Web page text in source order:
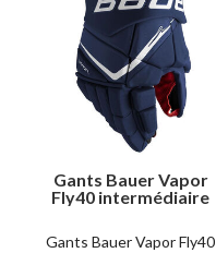
Gants Bauer Vapor
Fly40 intermédiaire
Gants Bauer Vapor Fly40